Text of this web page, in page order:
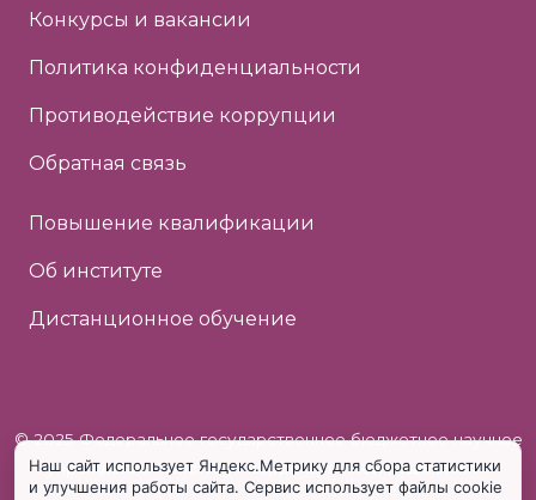
Конкурсы и вакансии
Политика конфиденциальности
Противодействие коррупции
Обратная связь
Повышение квалификации
Об институте
Дистанционное обучение
© 2025 Федеральное государственное бюджетное научное
учреждение «Институт коррекционной педагогики»
Наш сайт использует Яндекс.Метрику для сбора статистики
и улучшения работы сайта. Сервис использует файлы cookie